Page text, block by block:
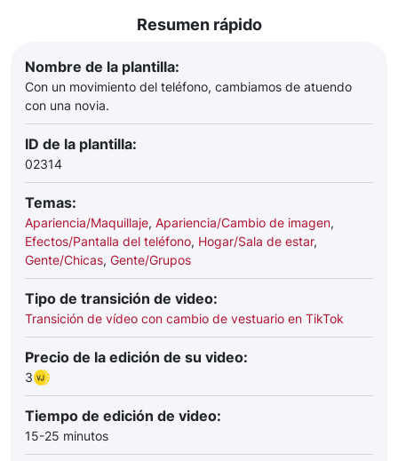
Resumen rápido
Nombre de la plantilla:
Con un movimiento del teléfono, cambiamos de atuendo
con una novia.
ID de la plantilla:
02314
Temas:
Apariencia/Maquillaje, Apariencia/Cambio de imagen,
Efectos/Pantalla del teléfono, Hogar/Sala de estar,
Gente/Chicas, Gente/Grupos
Tipo de transición de video:
Transición de vídeo con cambio de vestuario en TikTok
Precio de la edición de su video:
3
Tiempo de edición de video:
15-25 minutos